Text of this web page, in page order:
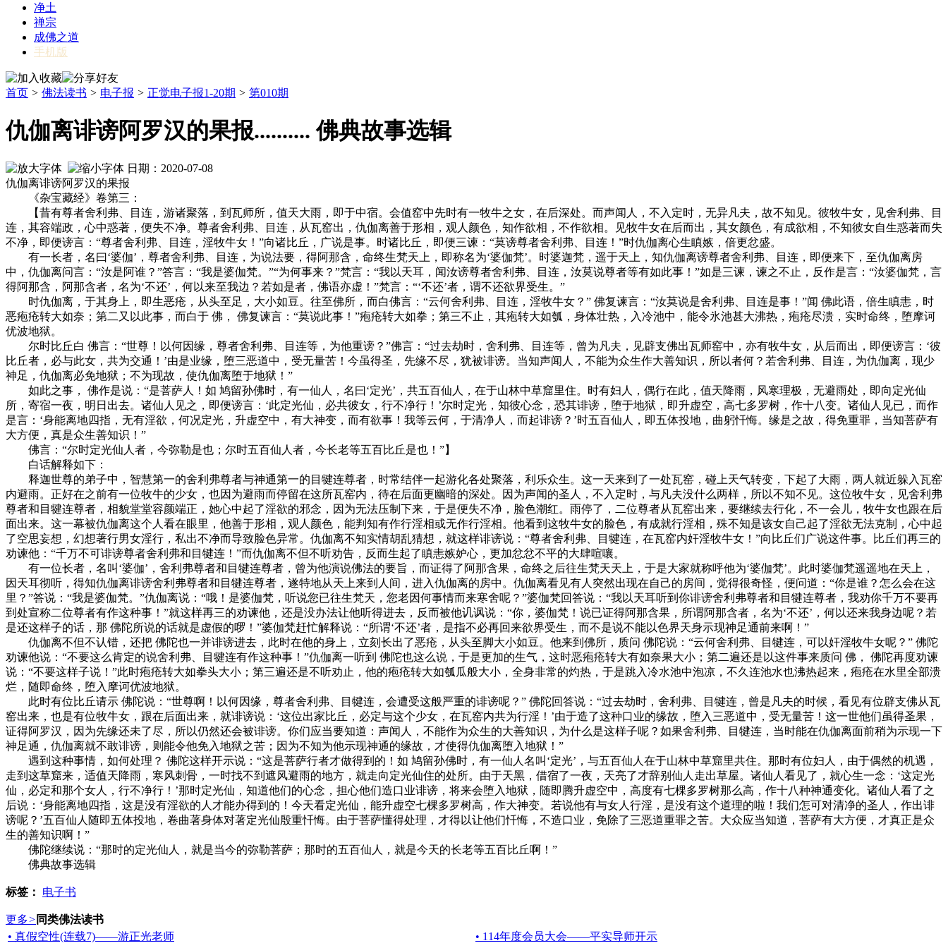
净土
禅宗
成佛之道
手机版
首页 > 佛法读书 > 电子报 > 正觉电子报1-20期 > 第010期
仇伽离诽谤阿罗汉的果报.......... 佛典故事选辑
日期：2020-07-08
仇伽离诽谤阿罗汉的果报
《杂宝藏经》卷第三：
【昔有尊者舍利弗、目连，游诸聚落，到瓦师所，值天大雨，即于中宿。会值窑中先时有一牧牛之女，在后深处。而声闻人，不入定时，无异凡夫，故不知见。彼牧牛女，见舍利弗、目
连，其容端政，心中惑著，便失不净。尊者舍利弗、目连，从瓦窑出，仇伽离善于形相，观人颜色，知作欲相，不作欲相。见牧牛女在后而出，其女颜色，有成欲相，不知彼女自生惑著而失
不净，即便谤言：“尊者舍利弗、目连，淫牧牛女！”向诸比丘，广说是事。时诸比丘，即便三谏：“莫谤尊者舍利弗、目连！”时仇伽离心生瞋嫉，倍更忿盛。
有一长者，名曰‘婆伽’，尊者舍利弗、目连，为说法要，得阿那含，命终生梵天上，即称名为‘婆伽梵’。时婆迦梵，遥于天上，知仇伽离谤尊者舍利弗、目连，即便来下，至仇伽离房
中，仇伽离问言：“汝是阿谁？”答言：“我是婆伽梵。”“为何事来？”梵言：“我以天耳，闻汝谤尊者舍利弗、目连，汝莫说尊者等有如此事！”如是三谏，谏之不止，反作是言：“汝婆伽梵，言
得阿那含，阿那含者，名为‘不还’，何以来至我边？若如是者，佛语亦虚！”梵言：“‘不还’者，谓不还欲界受生。”
时仇伽离，于其身上，即生恶疮，从头至足，大小如豆。往至佛所，而白佛言：“云何舍利弗、目连，淫牧牛女？” 佛复谏言：“汝莫说是舍利弗、目连是事！”闻 佛此语，倍生瞋恚，时
恶疱疮转大如奈；第二又以此事，而白于 佛， 佛复谏言：“莫说此事！”疱疮转大如拳；第三不止，其疱转大如瓠，身体壮热，入冷池中，能令氷池甚大沸热，疱疮尽溃，实时命终，堕摩诃
优波地狱。
尔时比丘白 佛言：“世尊！以何因缘，尊者舍利弗、目连等，为他重谤？”佛言：“过去劫时，舍利弗、目连等，曾为凡夫，见辟支佛出瓦师窑中，亦有牧牛女，从后而出，即便谤言：‘彼
比丘者，必与此女，共为交通！’由是业缘，堕三恶道中，受无量苦！今虽得圣，先缘不尽，犹被诽谤。当知声闻人，不能为众生作大善知识，所以者何？若舍利弗、目连，为仇伽离，现少
神足，仇伽离必免地狱；不为现故，使仇伽离堕于地狱！”
如此之事， 佛作是说：“是菩萨人！如 鸠留孙佛时，有一仙人，名曰‘定光’，共五百仙人，在于山林中草窟里住。时有妇人，偶行在此，值天降雨，风寒理极，无避雨处，即向定光仙
所，寄宿一夜，明日出去。诸仙人见之，即便谤言：‘此定光仙，必共彼女，行不净行！’尔时定光，知彼心念，恐其诽谤，堕于地狱，即升虚空，高七多罗树，作十八变。诸仙人见已，而作
是言：‘身能离地四指，无有淫欲，何况定光，升虚空中，有大神变，而有欲事！我等云何，于清净人，而起诽谤？’时五百仙人，即五体投地，曲躬忏悔。缘是之故，得免重罪，当知菩萨有
大方便，真是众生善知识！”
佛言：“尔时定光仙人者，今弥勒是也；尔时五百仙人者，今长老等五百比丘是也！”】
白话解释如下：
释迦世尊的弟子中，智慧第一的舍利弗尊者与神通第一的目犍连尊者，时常结伴一起游化各处聚落，利乐众生。这一天来到了一处瓦窑，碰上天气转变，下起了大雨，两人就近躲入瓦窑
内避雨。正好在之前有一位牧牛的少女，也因为避雨而停留在这所瓦窑内，待在后面更幽暗的深处。因为声闻的圣人，不入定时，与凡夫没什么两样，所以不知不见。这位牧牛女，见舍利弗
尊者和目犍连尊者，相貌堂堂容颜端正，她心中起了淫欲的邪念，因为无法压制下来，于是便失不净，脸色潮红。雨停了，二位尊者从瓦窑出来，要继续去行化，不一会儿，牧牛女也跟在后
面出来。这一幕被仇伽离这个人看在眼里，他善于形相，观人颜色，能判知有作行淫相或无作行淫相。他看到这牧牛女的脸色，有成就行淫相，殊不知是该女自己起了淫欲无法克制，心中起
了空思妄想，幻想著行男女淫行，私出不净而导致脸色异常。仇伽离不知实情胡乱猜想，就这样诽谤说：“尊者舍利弗、目犍连，在瓦窑内奸淫牧牛女！”向比丘们广说这件事。比丘们再三的
劝谏他：“千万不可诽谤尊者舍利弗和目犍连！”而仇伽离不但不听劝告，反而生起了瞋恚嫉妒心，更加忿忿不平的大肆喧嚷。
有一位长者，名叫‘婆伽’，舍利弗尊者和目犍连尊者，曾为他演说佛法的要旨，而证得了阿那含果，命终之后往生梵天天上，于是大家就称呼他为‘婆伽梵’。此时婆伽梵遥遥地在天上，
因天耳彻听，得知仇伽离诽谤舍利弗尊者和目犍连尊者，遂特地从天上来到人间，进入仇伽离的房中。仇伽离看见有人突然出现在自己的房间，觉得很奇怪，便问道：“你是谁？怎么会在这
里？”答说：“我是婆伽梵。”仇伽离说：“哦！是婆伽梵，听说您已往生梵天，您老因何事情而来寒舍呢？”婆伽梵回答说：“我以天耳听到你诽谤舍利弗尊者和目犍连尊者，我劝你千万不要再
到处宣称二位尊者有作这种事！”就这样再三的劝谏他，还是没办法让他听得进去，反而被他讥讽说：“你，婆伽梵！说已证得阿那含果，所谓阿那含者，名为‘不还’，何以还来我身边呢？若
是还这样子的话，那 佛陀所说的话就是虚假的啰！”婆伽梵赶忙解释说：“所谓‘不还’者，是指不必再回来欲界受生，而不是说不能以色界天身示现神足通前来啊！”
仇伽离不但不认错，还把 佛陀也一并诽谤进去，此时在他的身上，立刻长出了恶疮，从头至脚大小如豆。他来到佛所，质问 佛陀说：“云何舍利弗、目犍连，可以奸淫牧牛女呢？” 佛陀
劝谏他说：“不要这么肯定的说舍利弗、目犍连有作这种事！”仇伽离一听到 佛陀也这么说，于是更加的生气，这时恶疱疮转大有如奈果大小；第二遍还是以这件事来质问 佛， 佛陀再度劝谏
说：“不要这样子说！”此时疱疮转大如拳头大小；第三遍还是不听劝止，他的疱疮转大如瓠瓜般大小，全身非常的灼热，于是跳入冷水池中泡凉，不久连池水也沸热起来，疱疮在水里全部溃
烂，随即命终，堕入摩诃优波地狱。
此时有位比丘请示 佛陀说：“世尊啊！以何因缘，尊者舍利弗、目犍连，会遭受这般严重的诽谤呢？” 佛陀回答说：“过去劫时，舍利弗、目犍连，曾是凡夫的时候，看见有位辟支佛从瓦
窑出来，也是有位牧牛女，跟在后面出来，就诽谤说：‘这位出家比丘，必定与这个少女，在瓦窑内共为行淫！’由于造了这种口业的缘故，堕入三恶道中，受无量苦！这一世他们虽得圣果，
证得阿罗汉，因为先缘还未了尽，所以仍然还会被诽谤。你们应当要知道：声闻人，不能作为众生的大善知识，为什么是这样子呢？如果舍利弗、目犍连，当时能在仇伽离面前稍为示现一下
神足通，仇伽离就不敢诽谤，则能令他免入地狱之苦；因为不知为他示现神通的缘故，才使得仇伽离堕入地狱！”
遇到这种事情，如何处理？ 佛陀这样开示说：“这是菩萨行者才做得到的！如 鸠留孙佛时，有一仙人名叫‘定光’，与五百仙人在于山林中草窟里共住。那时有位妇人，由于偶然的机遇，
走到这草窟来，适值天降雨，寒风刺骨，一时找不到遮风避雨的地方，就走向定光仙住的处所。由于天黑，借宿了一夜，天亮了才辞别仙人走出草屋。诸仙人看见了，就心生一念：‘这定光
仙，必定和那个女人，行不净行！’那时定光仙，知道他们的心念，担心他们造口业诽谤，将来会堕入地狱，随即腾升虚空中，高度有七棵多罗树那么高，作十八种神通变化。诸仙人看了之
后说：‘身能离地四指，这是没有淫欲的人才能办得到的！今天看定光仙，能升虚空七棵多罗树高，作大神变。若说他有与女人行淫，是没有这个道理的啦！我们怎可对清净的圣人，作出诽
谤呢？’五百仙人随即五体投地，卷曲著身体对著定光仙殷重忏悔。由于菩萨懂得处理，才得以让他们忏悔，不造口业，免除了三恶道重罪之苦。大众应当知道，菩萨有大方便，才真正是众
生的善知识啊！”
佛陀继续说：“那时的定光仙人，就是当今的弥勒菩萨；那时的五百仙人，就是今天的长老等五百比丘啊！”
佛典故事选辑
标签： 电子书
更多> 同类佛法读书
• 真假空性(连载7)——游正光老师
• 114年度会员大会——平实导师开示